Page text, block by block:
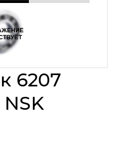
6207